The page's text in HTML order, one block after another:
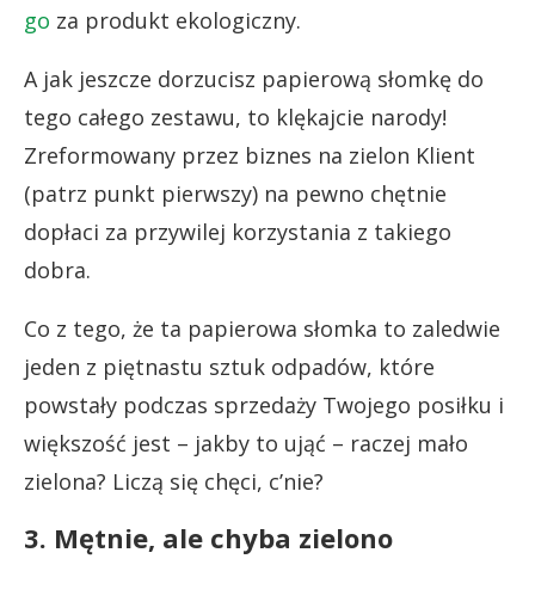
go za produkt ekologiczny.
A jak jeszcze dorzucisz papierową słomkę do
tego całego zestawu, to klękajcie narody!
Zreformowany przez biznes na zielon Klient
(patrz punkt pierwszy) na pewno chętnie
dopłaci za przywilej korzystania z takiego
dobra.
Co z tego, że ta papierowa słomka to zaledwie
jeden z piętnastu sztuk odpadów, które
powstały podczas sprzedaży Twojego posiłku i
większość jest – jakby to ująć – raczej mało
zielona? Liczą się chęci, c’nie?
3. Mętnie, ale chyba zielono